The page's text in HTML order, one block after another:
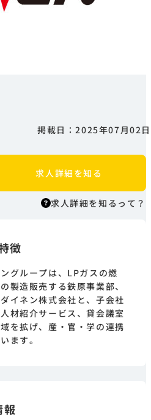
掲載日：2025年07月02日
求人詳細を知る
求人詳細を知るって？
求人詳細
はりまっ
型の求人紹
してはま
になりま
味有無を面
正式な求人
徴
グループは、LPガスの燃
製造販売する鉄原事業部、
イネン株式会社と、子会社
材紹介サービス、貸会議室
を拡げ、産・官・学の連携
ます。
報